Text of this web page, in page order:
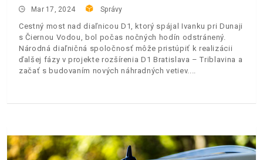
Mar 17, 2024 Správy
Cestný most nad diaľnicou D1, ktorý spájal Ivanku pri Dunaji
s Čiernou Vodou, bol počas nočných hodín odstránený.
Národná diaľničná spoločnosť môže pristúpiť k realizácii
ďalšej fázy v projekte rozšírenia D1 Bratislava – Triblavina a
začať s budovaním nových náhradných vetiev.